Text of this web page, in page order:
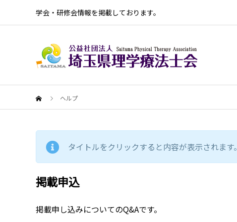
学会・研修会情報を掲載しております。
ヘルプ
タイトルをクリックすると内容が表示されます。
掲載申込
掲載申し込みについてのQ&Aです。